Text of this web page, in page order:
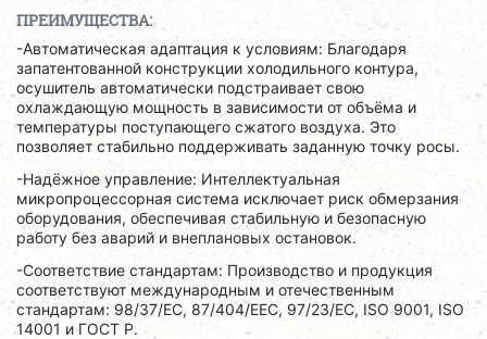
ПРЕИМУЩЕСТВА:
-Автоматическая адаптация к условиям: Благодаря
запатентованной конструкции холодильного контура,
осушитель автоматически подстраивает свою
охлаждающую мощность в зависимости от объёма и
температуры поступающего сжатого воздуха. Это
позволяет стабильно поддерживать заданную точку росы.
-Надёжное управление: Интеллектуальная
микропроцессорная система исключает риск обмерзания
оборудования, обеспечивая стабильную и безопасную
работу без аварий и внеплановых остановок.
-Соответствие стандартам: Производство и продукция
соответствуют международным и отечественным
стандартам: 98/37/EC, 87/404/EEC, 97/23/EC, ISO 9001, ISO
14001 и ГОСТ Р.